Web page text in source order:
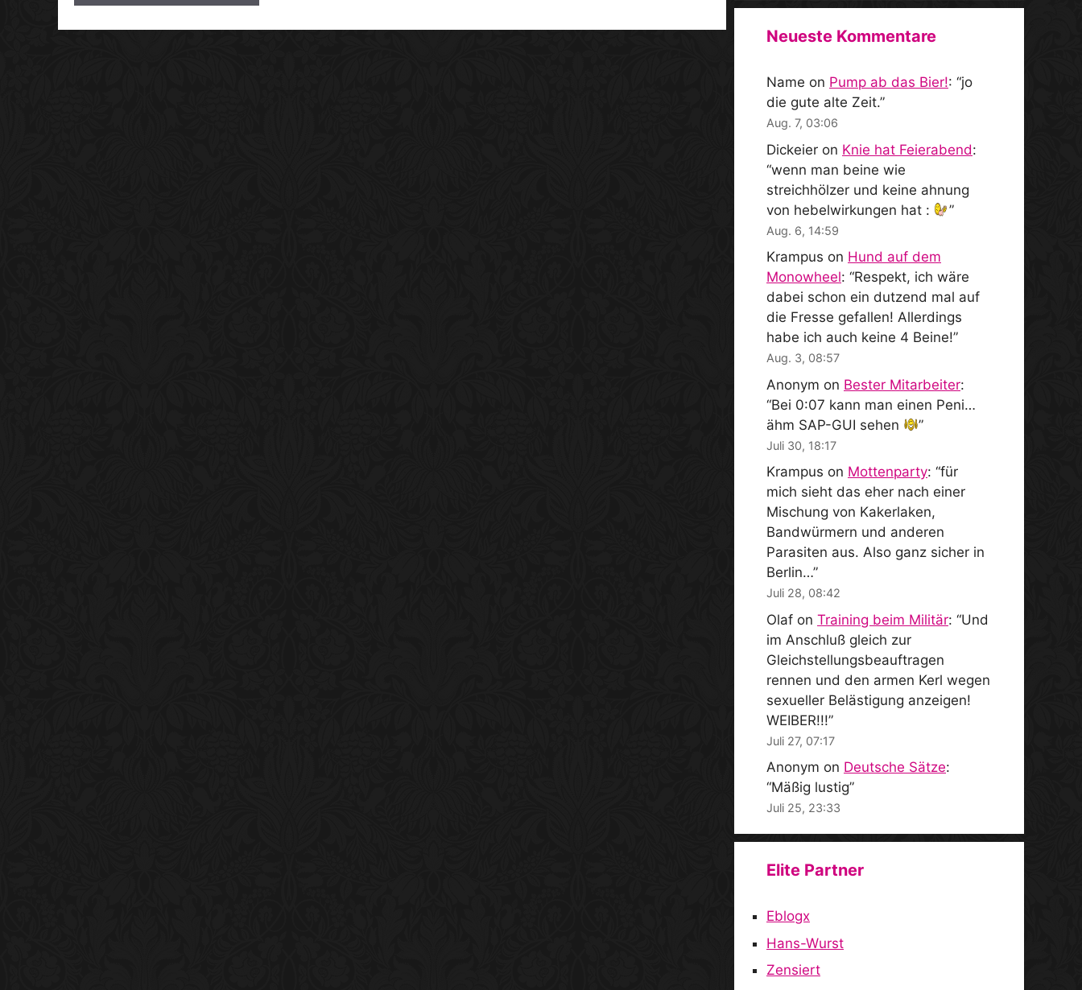
Neueste Kommentare
Name on Pump ab das Bier!: “jo
die gute alte Zeit.”
Aug. 7, 03:06
Dickeier on Knie hat Feierabend:
“wenn man beine wie
streichhölzer und keine ahnung
von hebelwirkungen hat :
”
Aug. 6, 14:59
Krampus on Hund auf dem
Monowheel: “Respekt, ich wäre
dabei schon ein dutzend mal auf
die Fresse gefallen! Allerdings
habe ich auch keine 4 Beine!”
Aug. 3, 08:57
Anonym on Bester Mitarbeiter:
“Bei 0:07 kann man einen Peni…
ähm SAP-GUI sehen
”
Juli 30, 18:17
Krampus on Mottenparty: “für
mich sieht das eher nach einer
Mischung von Kakerlaken,
Bandwürmern und anderen
Parasiten aus. Also ganz sicher in
Berlin…”
Juli 28, 08:42
Olaf on Training beim Militär: “Und
im Anschluß gleich zur
Gleichstellungsbeauftragen
rennen und den armen Kerl wegen
sexueller Belästigung anzeigen!
WEIBER!!!”
Juli 27, 07:17
Anonym on Deutsche Sätze:
“Mäßig lustig”
Juli 25, 23:33
Elite Partner
Eblogx
Hans-Wurst
Zensiert